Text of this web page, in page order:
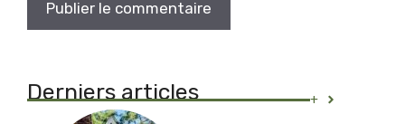
Derniers articles +